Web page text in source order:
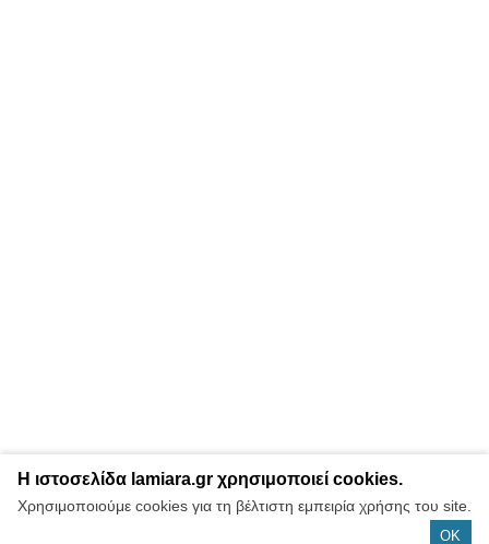
Η ιστοσελίδα lamiara.gr χρησιμοποιεί cookies.
Χρησιμοποιούμε cookies για τη βέλτιστη εμπειρία χρήσης του site.
OK